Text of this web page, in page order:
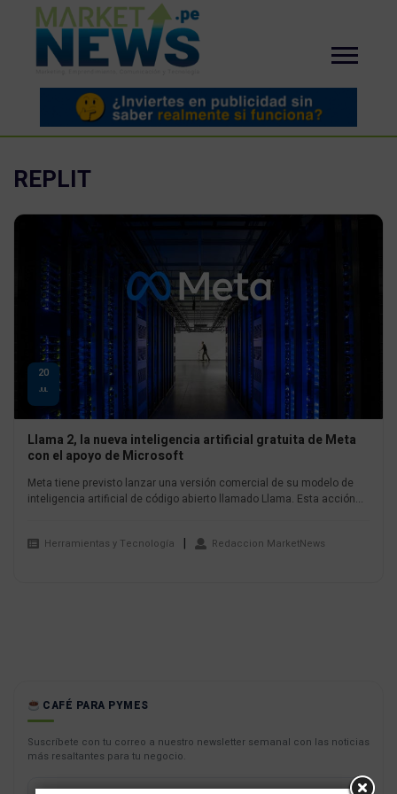
REPLIT
20
JUL
Llama 2, la nueva inteligencia artificial gratuita de Meta
con el apoyo de Microsoft
Meta tiene previsto lanzar una versión comercial de su modelo de
inteligencia artificial de código abierto llamado Llama. Esta acción...
Herramientas y Tecnología Redaccion MarketNews
CAFÉ PARA PYMES
Suscríbete con tu correo a nuestro newsletter semanal con las noticias
más resaltantes para tu negocio.